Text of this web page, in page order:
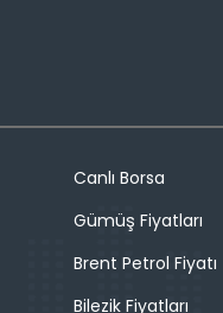
Canlı Borsa
Gümüş Fiyatları
Brent Petrol Fiyatı
Bilezik Fiyatları